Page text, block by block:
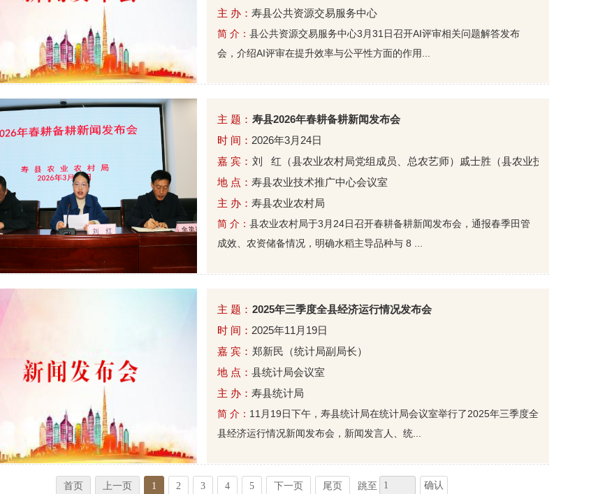
主 办： 寿县公共资源交易服务中心
简 介： 县公共资源交易服务中心3月31日召开AI评审相关问题解答发布
会，介绍AI评审在提升效率与公平性方面的作用...
主 题： 寿县2026年春耕备耕新闻发布会
时 间： 2026年3月24日
嘉 宾： 刘 红（县农业农村局党组成员、总农艺师）戚士胜（县农业技术推广中心
地 点： 寿县农业技术推广中心会议室
主 办： 寿县农业农村局
简 介： 县农业农村局于3月24日召开春耕备耕新闻发布会，通报春季田管
成效、农资储备情况，明确水稻主导品种与 8 ...
主 题： 2025年三季度全县经济运行情况发布会
时 间： 2025年11月19日
嘉 宾： 郑新民（统计局副局长）
地 点： 县统计局会议室
主 办： 寿县统计局
简 介： 11月19日下午，寿县统计局在统计局会议室举行了2025年三季度全
县经济运行情况新闻发布会，新闻发言人、统...
首页 上一页 1 2 3 4 5 下一页 尾页 跳至 确认